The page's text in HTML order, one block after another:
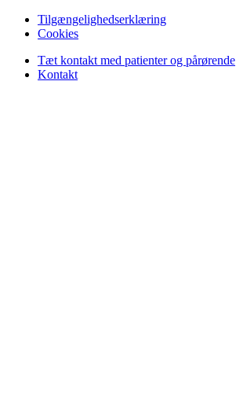
Tilgængelighedserklæring
Cookies
Tæt kontakt med patienter og pårørende
Kontakt